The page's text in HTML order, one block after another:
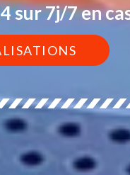
sur 7j/7 en